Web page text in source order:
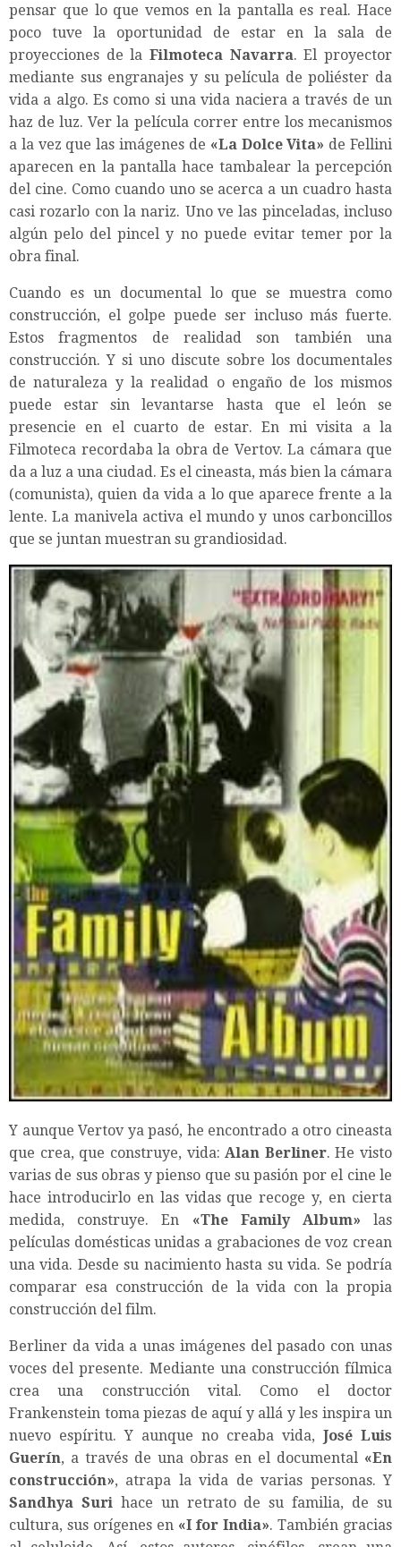
pensar que lo que vemos en la pantalla es real. Hace
poco tuve la oportunidad de estar en la sala de
proyecciones de la Filmoteca Navarra. El proyector
mediante sus engranajes y su película de poliéster da
vida a algo. Es como si una vida naciera a través de un
haz de luz. Ver la película correr entre los mecanismos
a la vez que las imágenes de «La Dolce Vita» de Fellini
aparecen en la pantalla hace tambalear la percepción
del cine. Como cuando uno se acerca a un cuadro hasta
casi rozarlo con la nariz. Uno ve las pinceladas, incluso
algún pelo del pincel y no puede evitar temer por la
obra final.
Cuando es un documental lo que se muestra como
construcción, el golpe puede ser incluso más fuerte.
Estos fragmentos de realidad son también una
construcción. Y si uno discute sobre los documentales
de naturaleza y la realidad o engaño de los mismos
puede estar sin levantarse hasta que el león se
presencie en el cuarto de estar. En mi visita a la
Filmoteca recordaba la obra de Vertov. La cámara que
da a luz a una ciudad. Es el cineasta, más bien la cámara
(comunista), quien da vida a lo que aparece frente a la
lente. La manivela activa el mundo y unos carboncillos
que se juntan muestran su grandiosidad.
Y aunque Vertov ya pasó, he encontrado a otro cineasta
que crea, que construye, vida:Alan Berliner. He visto
varias de sus obras y pienso que su pasión por el cine le
hace introducirlo en las vidas que recoge y, en cierta
medida, construye. En «The Family Album» las
películas domésticas unidas a grabaciones de voz crean
una vida. Desde su nacimiento hasta su vida. Se podría
comparar esa construcción de la vida con la propia
construcción del film.
Berliner da vida a unas imágenes del pasado con unas
voces del presente. Mediante una construcción fílmica
crea una construcción vital. Como el doctor
Frankenstein toma piezas de aquí y allá y les inspira un
nuevo espíritu. Y aunque no creaba vida, José Luis
Guerín, a través de una obras en el documental «En
construcción», atrapa la vida de varias personas. Y
Sandhya Surihace un retrato de su familia, de su
cultura, sus orígenes en «I for India». También gracias